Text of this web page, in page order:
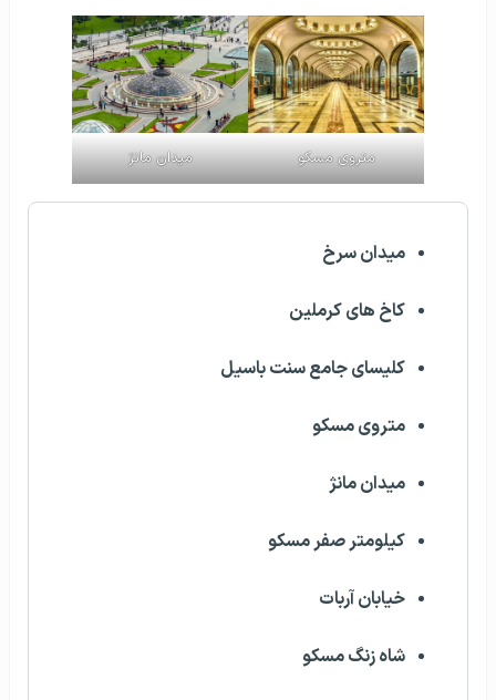
متروی مسکو میدان مانژ
میدان سرخ
کاخ های کرملین
کلیسای جامع سنت باسیل
متروی مسکو
میدان مانژ
کیلومتر صفر مسکو
خیابان آربات
شاه زنگ مسکو